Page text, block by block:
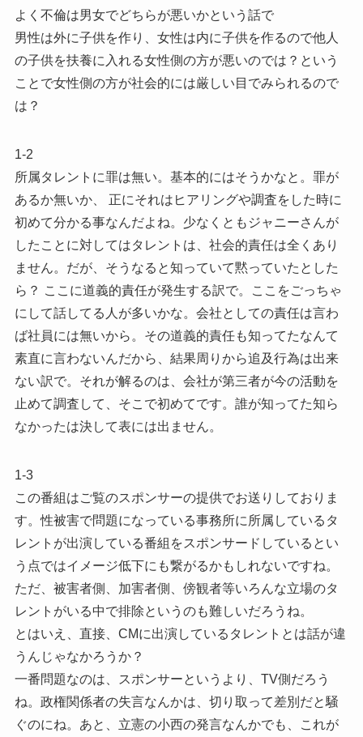
よく不倫は男女でどちらが悪いかという話で
男性は外に子供を作り、女性は内に子供を作るので他人
の子供を扶養に入れる女性側の方が悪いのでは？という
ことで女性側の方が社会的には厳しい目でみられるので
は？
1-2
所属タレントに罪は無い。基本的にはそうかなと。罪が
あるか無いか、 正にそれはヒアリングや調査をした時に
初めて分かる事なんだよね。少なくともジャニーさんが
したことに対してはタレントは、社会的責任は全くあり
ません。だが、そうなると知っていて黙っていたとした
ら？ ここに道義的責任が発生する訳で。ここをごっちゃ
にして話してる人が多いかな。会社としての責任は言わ
ば社員には無いから。その道義的責任も知ってたなんて
素直に言わないんだから、結果周りから追及行為は出来
ない訳で。それが解るのは、会社が第三者が今の活動を
止めて調査して、そこで初めてです。誰が知ってた知ら
なかったは決して表には出ません。
1-3
この番組はご覧のスポンサーの提供でお送りしておりま
す。性被害で問題になっている事務所に所属しているタ
レントが出演している番組をスポンサードしているとい
う点ではイメージ低下にも繋がるかもしれないですね。
ただ、被害者側、加害者側、傍観者等いろんな立場のタ
レントがいる中で排除というのも難しいだろうね。
とはいえ、直接、CMに出演しているタレントとは話が違
うんじゃなかろうか？
一番問題なのは、スポンサーというより、TV側だろう
ね。政権関係者の失言なんかは、切り取って差別だと騒
ぐのにね。あと、立憲の小西の発言なんかでも、これが